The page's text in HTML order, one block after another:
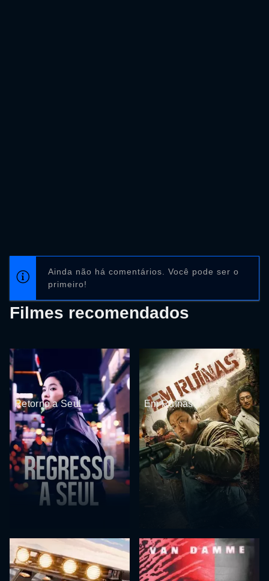
Ainda não há comentários. Você pode ser o
primeiro!
Filmes recomendados
Retorno a Seul Em Ruínas